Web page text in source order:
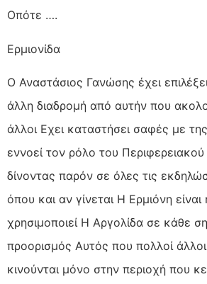
Οπότε ….
Ερμιονίδα
Ο Αναστάσιος Γανώσης έχει
άλλη διαδρομή από αυτήν που
άλλοι Εχει καταστήσει σαφές με της
εννοεί τον ρόλο του
δίνοντας παρόν σε όλες τις
όπου και αν γίνεται Η Ερμιόνη
χρησιμοποιεί Η Αργολίδα σε κάθε
προορισμός Αυτός που πολλοί
κινούνται μόνο στην περιοχή που